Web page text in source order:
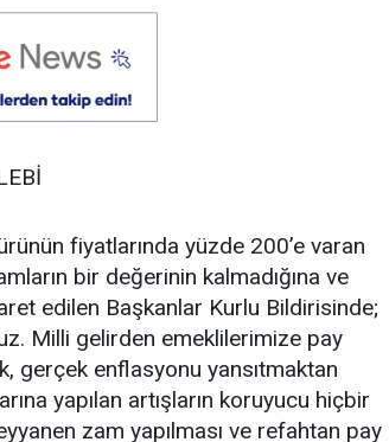
fiyatlarında yüzde 200’e varan
bir değerinin kalmadığına ve
edilen Başkanlar Kurlu Bildirisinde;
Milli gelirden emeklilerimize pay
gerçek enflasyonu yansıtmaktan
yapılan artışların koruyucu hiçbir
zam yapılması ve refahtan pay